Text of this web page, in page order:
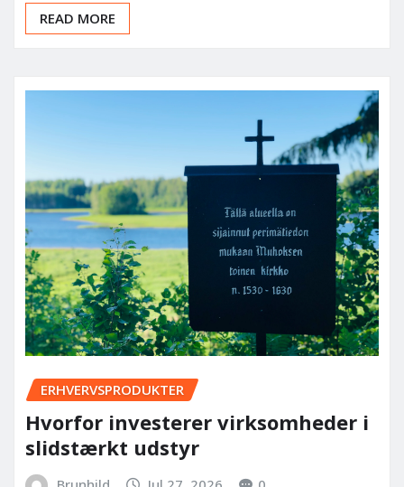
READ MORE
ERHVERVSPRODUKTER
Hvorfor investerer virksomheder i
slidstærkt udstyr